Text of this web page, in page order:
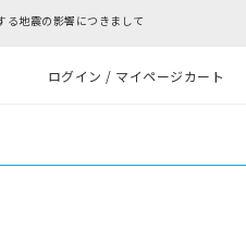
る地震の影響につきまして
ログイン / マイページカート